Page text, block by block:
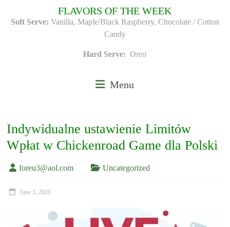
FLAVORS OF THE WEEK
Soft Serve: Vanilla, Maple/Black Raspberry, Chocolate / Cotton
Candy
Hard Serve: Oreo
Menu
Indywidualne ustawienie Limitów
Wpłat w Chickenroad Game dla Polski
foreu3@aol.com Uncategorized
June 3, 2026